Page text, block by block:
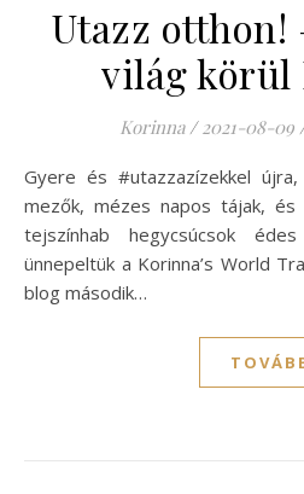
Utazz otthon!
világ körül
Korinna / 2021-08-09
Gyere és #utazzazízekkel újra, ezúttal a zöld pisztácia
mezők, mézes napos tájak,
tejszínhab hegycsúcsok
ünnepeltük a Korinna’s World
blog második…